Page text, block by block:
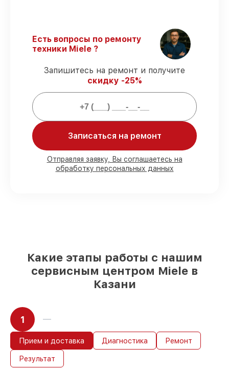
–
соблюдаем сроки восстановления
варочной панели KM 5603,
Гарантийное обслуживание–
предоставляем официальное
гарантийное сопровождение после
Мы гарантируем:
80%работ с возможностью
присутствовать
работ быстро и без задержек, при
условии, что восстановление началось
сразу
Есть вопросы по ремонту
техники Miele ?
Запишитесь на ремонт и получите
скидку -25%
Записаться на ремонт
Отправляя заявку, Вы соглашаетесь на
обработку персональных данных
Какие этапы работы с нашим
сервисным центром Miele в
Казани
1
Прием и доставка Диагностика Ремонт
Результат